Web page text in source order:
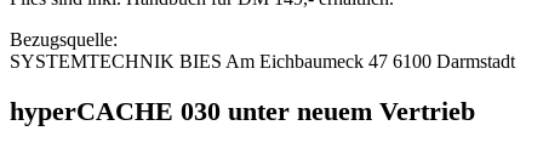
Bezugsquelle:
SYSTEMTECHNIK BIES Am Eichbaumeck 47 6100 Darmstadt
hyperCACHE 030 unter neuem Vertrieb